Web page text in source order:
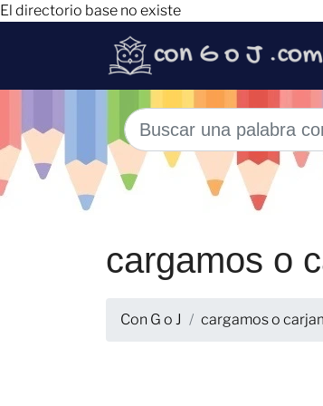
El directorio base no existe
cargamos o
Con G o J cargamos o